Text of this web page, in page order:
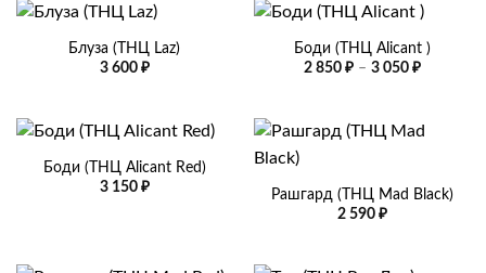
Блуза (ТНЦ Laz)
3 600 ₽
Боди (ТНЦ Alicant )
2 850 ₽ – 3 050 ₽
–
3
Боди (ТНЦ Alicant Red)
3 150 ₽
Рашгард (ТНЦ Mad Black)
2 590 ₽